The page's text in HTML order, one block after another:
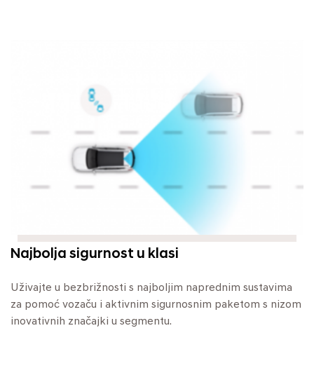
Najbolja sigurnost u klasi
Uživajte u bezbrižnosti s najboljim naprednim sustavima
za pomoć vozaču i aktivnim sigurnosnim paketom s nizom
inovativnih značajki u segmentu.